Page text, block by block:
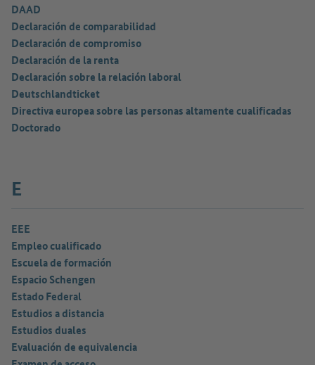
DAAD
Declaración de comparabilidad
Declaración de compromiso
Declaración de la renta
Declaración sobre la relación laboral
Deutschlandticket
Directiva europea sobre las personas altamente cualificadas
Doctorado
E
EEE
Empleo cualificado
Escuela de formación
Espacio Schengen
Estado Federal
Estudios a distancia
Estudios duales
Evaluación de equivalencia